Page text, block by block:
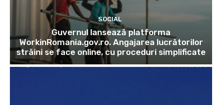
SOCIAL
Guvernul lansează platforma
WorkinRomania.gov.ro. Angajarea lucrătorilor
străini se face online, cu proceduri simplificate